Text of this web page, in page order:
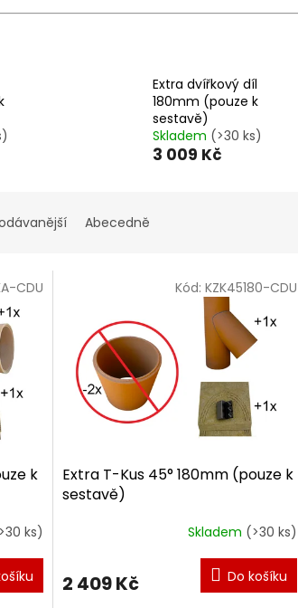
Extra dvířkový díl
180mm (pouze k
sestavě)
Skladem (>30 ks)
3 009 Kč
Abecedně
k
ks)
CDU
Extra T-Kus 45° 180mm (pouze k
sestavě)
Skladem (>30 ks)
2 409 Kč Do košíku
Kód: KZK45180-CDU